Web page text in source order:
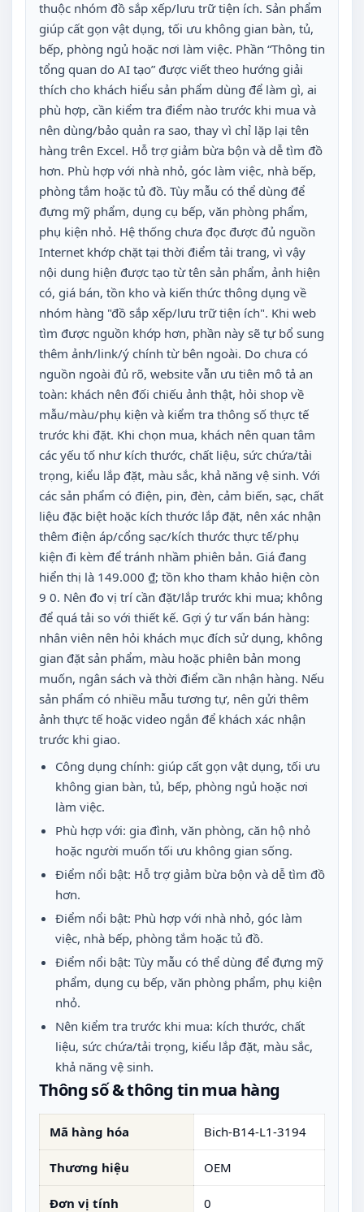
thuộc nhóm đồ sắp xếp/lưu trữ tiện ích. Sản phẩm
giúp cất gọn vật dụng, tối ưu không gian bàn, tủ,
bếp, phòng ngủ hoặc nơi làm việc. Phần “Thông tin
tổng quan do AI tạo” được viết theo hướng giải
thích cho khách hiểu sản phẩm dùng để làm gì, ai
phù hợp, cần kiểm tra điểm nào trước khi mua và
nên dùng/bảo quản ra sao, thay vì chỉ lặp lại tên
hàng trên Excel. Hỗ trợ giảm bừa bộn và dễ tìm đồ
hơn. Phù hợp với nhà nhỏ, góc làm việc, nhà bếp,
phòng tắm hoặc tủ đồ. Tùy mẫu có thể dùng để
đựng mỹ phẩm, dụng cụ bếp, văn phòng phẩm,
phụ kiện nhỏ. Hệ thống chưa đọc được đủ nguồn
Internet khớp chặt tại thời điểm tải trang, vì vậy
nội dung hiện được tạo từ tên sản phẩm, ảnh hiện
có, giá bán, tồn kho và kiến thức thông dụng về
nhóm hàng "đồ sắp xếp/lưu trữ tiện ích". Khi web
tìm được nguồn khớp hơn, phần này sẽ tự bổ sung
thêm ảnh/link/ý chính từ bên ngoài. Do chưa có
nguồn ngoài đủ rõ, website vẫn ưu tiên mô tả an
toàn: khách nên đối chiếu ảnh thật, hỏi shop về
mẫu/màu/phụ kiện và kiểm tra thông số thực tế
trước khi đặt. Khi chọn mua, khách nên quan tâm
các yếu tố như kích thước, chất liệu, sức chứa/tải
trọng, kiểu lắp đặt, màu sắc, khả năng vệ sinh. Với
các sản phẩm có điện, pin, đèn, cảm biến, sạc, chất
liệu đặc biệt hoặc kích thước lắp đặt, nên xác nhận
thêm điện áp/cổng sạc/kích thước thực tế/phụ
kiện đi kèm để tránh nhầm phiên bản. Giá đang
hiển thị là 149.000 ₫; tồn kho tham khảo hiện còn
9 0. Nên đo vị trí cần đặt/lắp trước khi mua; không
để quá tải so với thiết kế. Gợi ý tư vấn bán hàng:
nhân viên nên hỏi khách mục đích sử dụng, không
gian đặt sản phẩm, màu hoặc phiên bản mong
muốn, ngân sách và thời điểm cần nhận hàng. Nếu
sản phẩm có nhiều mẫu tương tự, nên gửi thêm
ảnh thực tế hoặc video ngắn để khách xác nhận
trước khi giao.
Công dụng chính: giúp cất gọn vật dụng, tối ưu
không gian bàn, tủ, bếp, phòng ngủ hoặc nơi
làm việc.
Phù hợp với: gia đình, văn phòng, căn hộ nhỏ
hoặc người muốn tối ưu không gian sống.
Điểm nổi bật: Hỗ trợ giảm bừa bộn và dễ tìm đồ
hơn.
Điểm nổi bật: Phù hợp với nhà nhỏ, góc làm
việc, nhà bếp, phòng tắm hoặc tủ đồ.
Điểm nổi bật: Tùy mẫu có thể dùng để đựng mỹ
phẩm, dụng cụ bếp, văn phòng phẩm, phụ kiện
nhỏ.
Nên kiểm tra trước khi mua: kích thước, chất
liệu, sức chứa/tải trọng, kiểu lắp đặt, màu sắc,
khả năng vệ sinh.
Thông số & thông tin mua hàng
Mã hàng hóa Bich-B14-L1-3194
Thương hiệu OEM
Đơn vị tính 0